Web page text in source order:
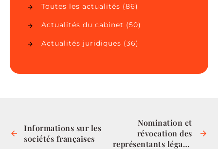
Toutes les actualités (86)
Actualités du cabinet (50)
Actualités juridiques (36)
Informations sur les
sociétés françaises
Nomination et
révocation des
représentants légaux